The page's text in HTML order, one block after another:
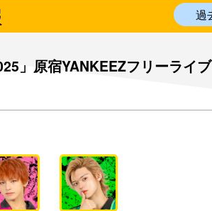
過
」原宿YANKEEZフリーライブ